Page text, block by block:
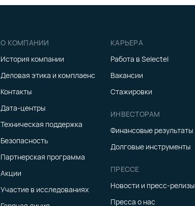
О КОМПАНИИ
История компании
Деловая этика и комплаенс
Контакты
Дата-центры
Техническая поддержка
Безопасность
Партнерская программа
Акции
Участие в исследованиях
КАРЬЕРА
Работа в Selectel
Вакансии
Стажировки
ИНВЕСТОРАМ
Финансовые результаты
Долговые инструменты
ПРЕССЕ
Новости и пресс-релизы
Пресса о нас